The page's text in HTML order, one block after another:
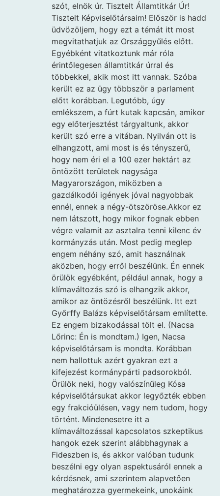
szót, elnök úr. Tisztelt Államtitkár Úr!
Tisztelt Képviselőtársaim! Először is hadd
üdvözöljem, hogy ezt a témát itt most
megvitathatjuk az Országgyűlés előtt.
Egyébként vitatkoztunk már róla
érintőlegesen államtitkár úrral és
többekkel, akik most itt vannak. Szóba
került ez az ügy többször a parlament
előtt korábban. Legutóbb, úgy
emlékszem, a fúrt kutak kapcsán, amikor
egy előterjesztést tárgyaltunk, akkor
került szó erre a vitában. Nyilván ott is
elhangzott, ami most is és tényszerű,
hogy nem éri el a 100 ezer hektárt az
öntözött területek nagysága
Magyarországon, miközben a
gazdálkodói igények jóval nagyobbak
ennél, ennek a négy-ötszöröse.Akkor ez
nem látszott, hogy mikor fognak ebben
végre valamit az asztalra tenni kilenc év
kormányzás után. Most pedig meglep
engem néhány szó, amit használnak
aközben, hogy erről beszélünk. Én ennek
örülök egyébként, például annak, hogy a
klímaváltozás szó is elhangzik akkor,
amikor az öntözésről beszélünk. Itt ezt
Győrffy Balázs képviselőtársam említette.
Ez engem bizakodással tölt el. (Nacsa
Lőrinc: Én is mondtam.) Igen, Nacsa
képviselőtársam is mondta. Korábban
nem hallottuk azért gyakran ezt a
kifejezést kormánypárti padsorokból.
Örülök neki, hogy valószínűleg Kósa
képviselőtársukat akkor legyőzték ebben
egy frakcióülésen, vagy nem tudom, hogy
történt. Mindenesetre itt a
klímaváltozással kapcsolatos szkeptikus
hangok ezek szerint alábbhagynak a
Fideszben is, és akkor valóban tudunk
beszélni egy olyan aspektusáról ennek a
kérdésnek, ami szerintem alapvetően
meghatározza gyermekeink, unokáink